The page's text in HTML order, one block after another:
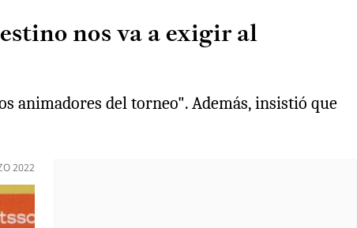
nos va a exigir al
animadores del torneo". Además, insistió que
2022